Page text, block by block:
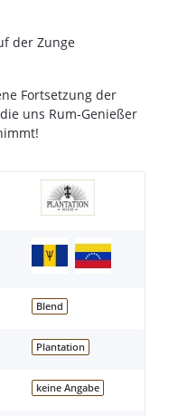
der Zunge
Fortsetzung der
uns Rum-Genießer
Blend
Plantation
keine Angabe